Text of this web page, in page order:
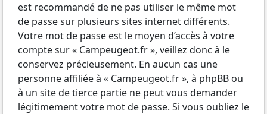
est recommandé de ne pas utiliser le même mot
de passe sur plusieurs sites internet différents.
Votre mot de passe est le moyen d’accès à votre
compte sur « Campeugeot.fr », veillez donc à le
conservez précieusement. En aucun cas une
personne affiliée à « Campeugeot.fr », à phpBB ou
à un site de tierce partie ne peut vous demander
légitimement votre mot de passe. Si vous oubliez le